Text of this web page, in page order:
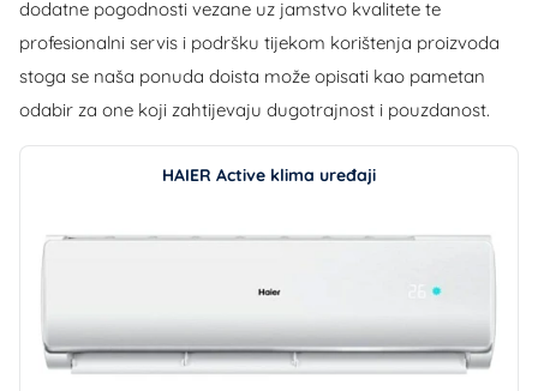
dodatne pogodnosti vezane uz jamstvo kvalitete te
profesionalni servis i podršku tijekom korištenja proizvoda
stoga se naša ponuda doista može opisati kao pametan
odabir za one koji zahtijevaju dugotrajnost i pouzdanost.
HAIER Active klima uređaji